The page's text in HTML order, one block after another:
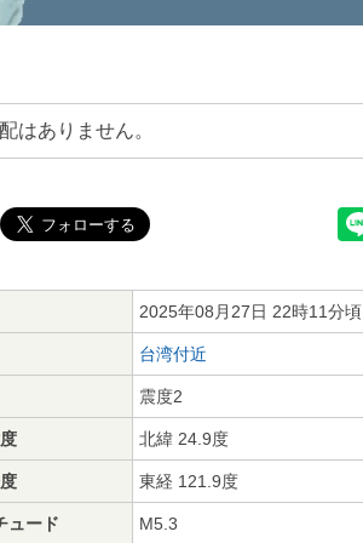
はありません。
2025年08月27日 22時11分頃
台湾付近
震度2
北緯 24.9度
東経 121.9度
ュード M5.3